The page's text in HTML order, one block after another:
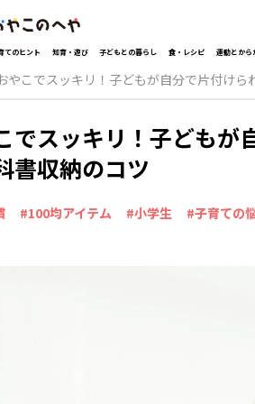
てのヒント 知育・遊び 子どもとの暮らし 食・レシピ 運動とから
やこでスッキリ！子どもが自分で片付けら
でスッキリ！子どもが
書収納のコツ
#100均アイテム #小学生 #子育ての